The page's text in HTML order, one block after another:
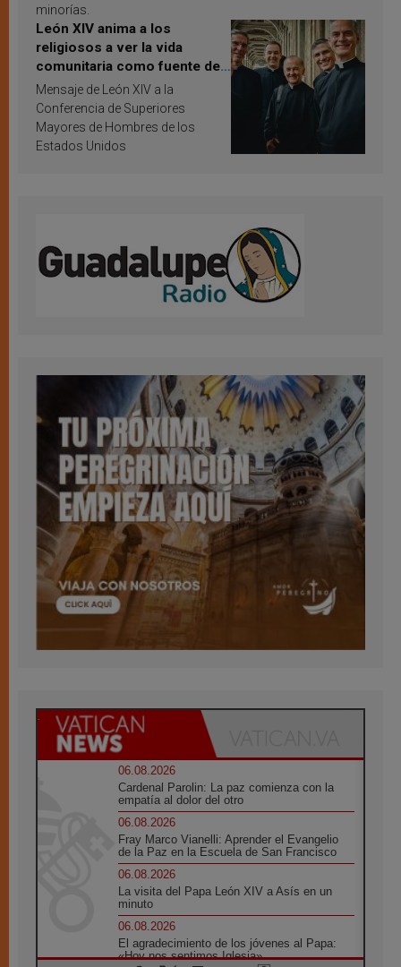
minorías.
León XIV anima a los
religiosos a ver la vida
comunitaria como fuente de
inspiración y santificación
Mensaje de León XIV a la
Conferencia de Superiores
Mayores de Hombres de los
Estados Unidos
06.08.2026
Cardenal Parolin: La paz comienza con la
empatía al dolor del otro
06.08.2026
Fray Marco Vianelli: Aprender el Evangelio
de la Paz en la Escuela de San Francisco
06.08.2026
La visita del Papa León XIV a Asís en un
minuto
06.08.2026
El agradecimiento de los jóvenes al Papa:
«Hoy nos sentimos Iglesia»